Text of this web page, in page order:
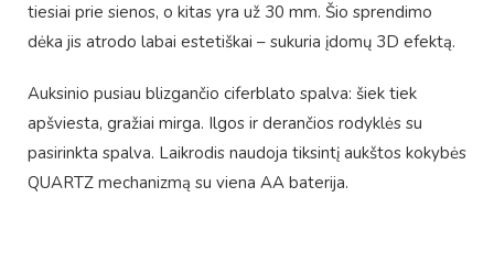
tiesiai prie sienos, o kitas yra už 30 mm. Šio sprendimo
dėka jis atrodo labai estetiškai – sukuria įdomų 3D efektą.
Auksinio pusiau blizgančio ciferblato spalva: šiek tiek
apšviesta, gražiai mirga. Ilgos ir derančios rodyklės su
pasirinkta spalva. Laikrodis naudoja tiksintį aukštos kokybės
QUARTZ mechanizmą su viena AA baterija.